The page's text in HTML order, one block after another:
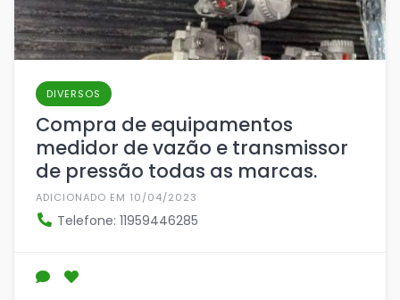
DIVERSOS
Compra de equipamentos
medidor de vazão e transmissor
de pressão todas as marcas.
ADICIONADO EM 10/04/2023
Telefone: 11959446285